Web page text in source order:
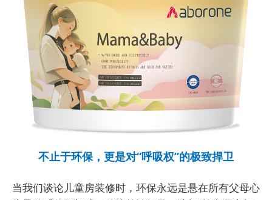
不止于环保，更是对“呼吸权”的极致捍卫
当我们谈论儿童房装修时，环保永远是悬在所有父母心